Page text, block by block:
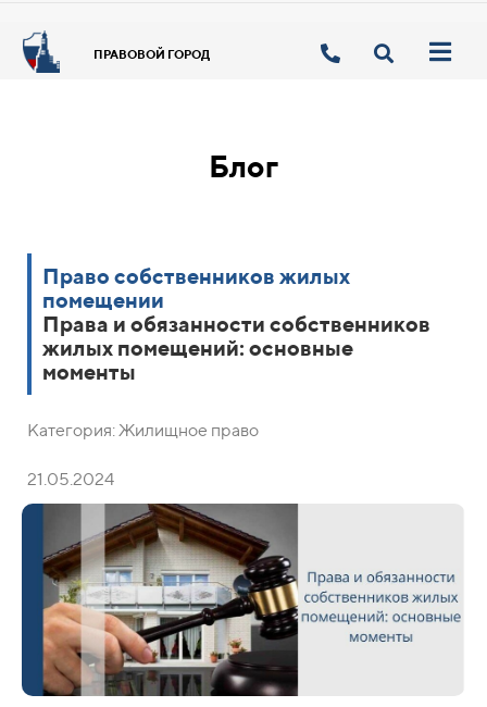
ПРАВОВОЙ ГОРОД
Блог
Право собственников жилых
помещении
Права и обязанности собственников
жилых помещений: основные
моменты
Категория: Жилищное право
21.05.2024